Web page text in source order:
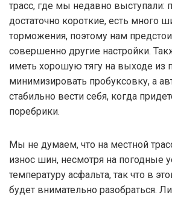
трасс, где мы недавно выступали:
достаточно короткие, есть много
торможения, поэтому нам
совершенно другие настройки.
иметь хорошую тягу на выходе из
минимизировать пробуксовку, а
стабильно вести себя, когда
поребрики.
Мы не думаем, что на местной
износ шин, несмотря на погодные
температуру асфальта, так что в
будет внимательно разобраться.